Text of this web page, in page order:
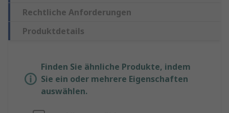
Rechtliche Anforderungen
Produktdetails
Finden Sie ähnliche Produkte, indem
Sie ein oder mehrere Eigenschaften
auswählen.